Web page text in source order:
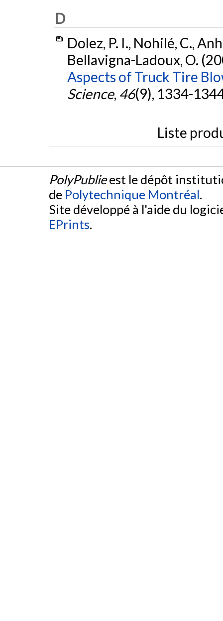
D
Dolez, P. I., Nohilé, C.,
Bellavigna-Ladoux, O.
Aspects of Truck Tire
Science, 46(9), 1334-
Liste
PolyPublieest le dépôt
de Polytechnique Montréal.
Site développé à l'aide du
EPrints.